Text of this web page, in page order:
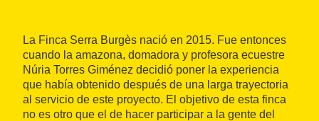
La Finca Serra Burgès nació en 2015. Fue entonces
cuando la amazona, domadora y profesora ecuestre
Núria Torres Giménez decidió poner la experiencia
que había obtenido después de una larga trayectoria
al servicio de este proyecto. El objetivo de esta finca
no es otro que el de hacer participar a la gente del